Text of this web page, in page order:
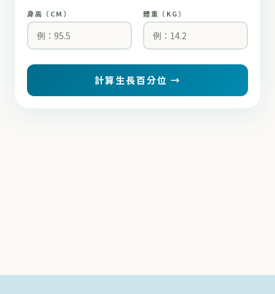
身高（CM） 體重（KG）
計算生長百分位 →